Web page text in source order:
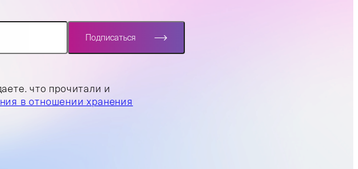
что прочитали и
в отношении хранения
Подписаться